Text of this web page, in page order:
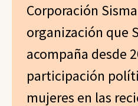
Corporación
organización que
acompaña desde
participación
mujeres en las